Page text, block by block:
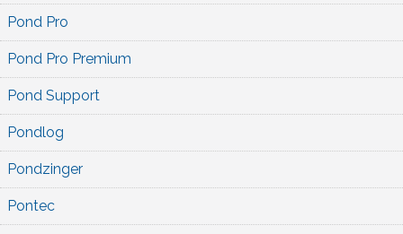
Pond Pro
Pond Pro Premium
Pond Support
Pondlog
Pondzinger
Pontec